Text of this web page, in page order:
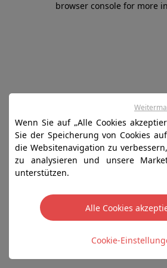
browser console for more
Wenn Sie auf „Alle Cookies
Sie der Speicherung von Cookies
die Websitenavigation zu
zu analysieren und unsere
unterstützen.
Alle Cookies
Cookie-